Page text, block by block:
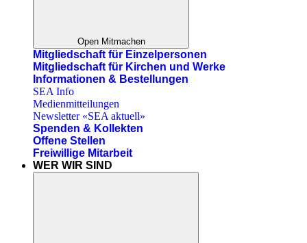
Open Mitmachen
Mitgliedschaft für Einzelpersonen
Mitgliedschaft für Kirchen und Werke
Informationen & Bestellungen
SEA Info
Medienmitteilungen
Newsletter «SEA aktuell»
Spenden & Kollekten
Offene Stellen
Freiwillige Mitarbeit
WER WIR SIND